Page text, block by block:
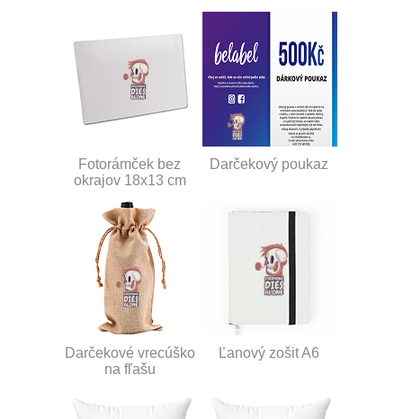
Fotorámček bez
okrajov 18x13 cm
Darčekový poukaz
Darčekové vrecúško
na fľašu
Ľanový zošit A6